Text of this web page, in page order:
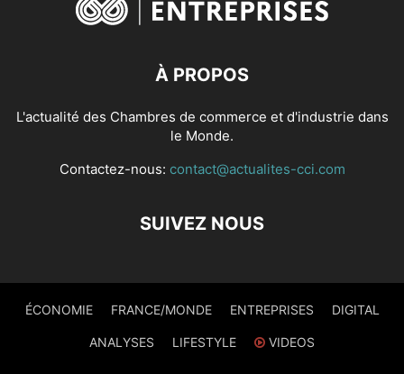
À PROPOS
L'actualité des Chambres de commerce et d'industrie dans
le Monde.
Contactez-nous: contact@actualites-cci.com
SUIVEZ NOUS
ÉCONOMIE FRANCE/MONDE ENTREPRISES DIGITAL
ANALYSES LIFESTYLE VIDEOS